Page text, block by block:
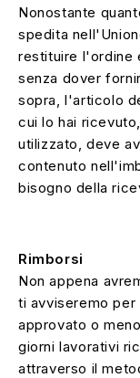
Nonostante
spedita
restituire l'ordine
senza dover
sopra, l'articolo
cui lo hai
utilizzato, deve
contenuto
bisogno della
Rimborsi
Non appena
ti avviseremo
approvato o
giorni lavorativi
attraverso il